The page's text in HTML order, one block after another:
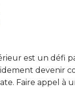
est un défi
devenir
Faire appel à